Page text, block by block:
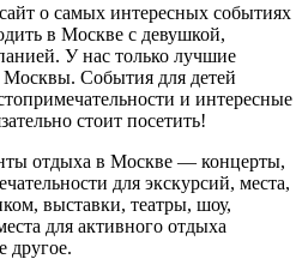
о самых интересных событиях
в Москве с девушкой,
У нас только лучшие
События для детей
и интересные
стоит посетить!
отдыха в Москве — концерты,
для экскурсий, места,
выставки, театры, шоу,
для активного отдыха
другое.